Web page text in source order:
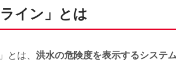
イン」とは
とは、 洪水の危険度を表示するシステム